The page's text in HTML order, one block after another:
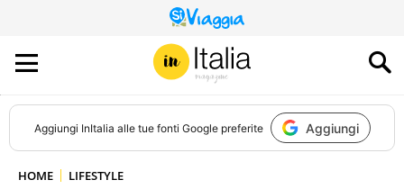
QUESTO
SITO
CONTRIBUISCE
ALL’AUDIENCE
DI
Aggiungi InItalia alle tue fonti Google preferite Aggiungi
HOME LIFESTYLE